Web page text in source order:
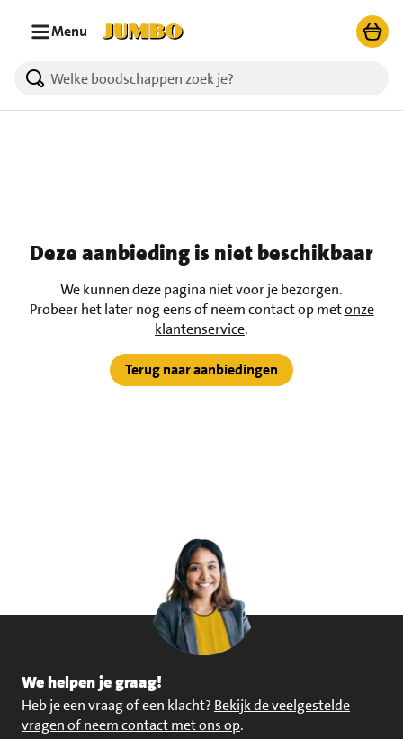
Menu
Deze aanbieding is niet beschikbaar
We kunnen deze pagina niet voor je bezorgen.
Probeer het later nog eens of neem contact op metonze
klantenservice.
Terug naar aanbiedingen
We helpen je graag!
Heb je een vraag of een klacht? Bekijk de veelgestelde
vragen of neem contact met ons op.